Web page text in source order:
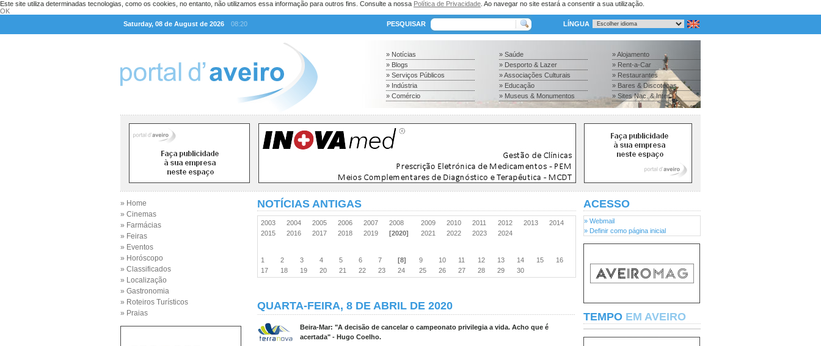
Este site utiliza determinadas tecnologias, como os cookies, no entanto, não utilizamos essa informação para outros fins. Consulte a nossa Política de Privacidade . Ao navegar no site estará a consentir a sua utilização.
OK
Saturday, 08 de August de 2026
08:20 PESQUISAR LÍNGUA
» Notícias
» Blogs
» Serviços Públicos
» Indústria
» Comércio
» Saúde
» Desporto & Lazer
» Associações Culturais
» Educação
» Museus & Monumentos
» Alojamento
» Rent-a-Car
» Restaurantes
» Bares & Discotecas
» Sites Nac. & Inter.
» Home
» Cinemas
» Farmácias
» Feiras
» Eventos
» Horóscopo
» Classificados
» Localização
» Gastronomia
» Roteiros Turísticos
» Praias
NOTÍCIAS ANTIGAS
2003 2004 2005 2006 2007 2008 2009 2010 2011 2012 2013
2014
2015
2016 2017 2018 2019 [2020] 2021 2022 2023 2024
1 2 3 4 5 6 7 [8] 9 10 11 12 13 14 15
16
17
18 19 20 21 22 23 24 25 26 27 28 29 30
QUARTA-FEIRA, 8 DE ABRIL DE 2020
Beira-Mar: "A decisão de cancelar o campeonato privilegia a vida. Acho que é
acertada" - Hugo Coelho.
ACESSO
» Webmail
» Definir como página inicial
TEMPO EM AVEIRO